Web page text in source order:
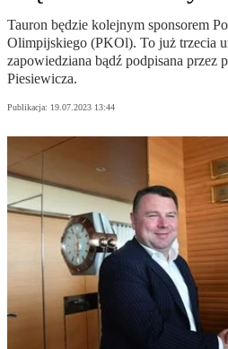
Tauron będzie kolejnym sponsorem
Olimpijskiego (PKOl). To już trzecia
zapowiedziana bądź podpisana przez
Piesiewicza.
Publikacja: 19.07.2023 13:44